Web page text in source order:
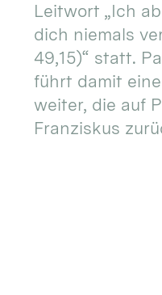
Leitwort „Ich
dich niemals
49,15)“ statt.
führt damit
weiter, die auf
Franziskus